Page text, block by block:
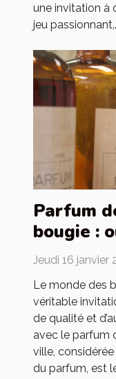
une invitation à
jeu
Parfum
bougie :
meilleurs
Jeudi 16 janvier
Le monde des
véritable
de qualité et
avec le parfum
ville,
du parfum, est